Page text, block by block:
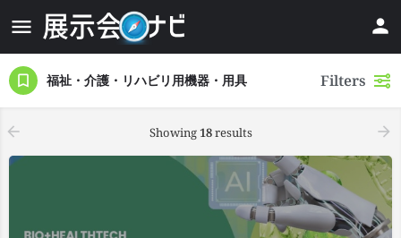
福祉・介護・リハビリ用機器・用具 Filters
Showing18results